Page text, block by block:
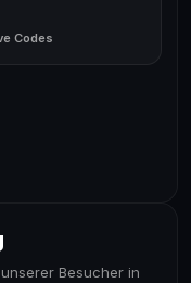
Codes
Besucher in